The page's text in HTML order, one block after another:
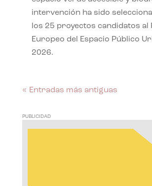
intervención ha sido
los 25 proyectos candidatos al
Europeo del Espacio Público
2026.
« Entradas más antiguas
PUBLICIDAD